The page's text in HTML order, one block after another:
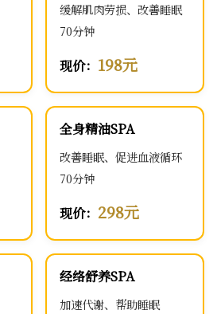
缓解肌肉劳损、改善睡眠
70分钟
现价： 198元
全身精油SPA
改善睡眠、促进血液循环
70分钟
现价： 298元
经络舒养SPA
加速代谢、帮助睡眠